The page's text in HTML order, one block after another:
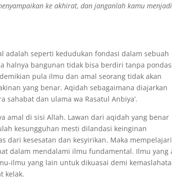
ke akhirat, dan janganlah kamu menjadi
seperti kedudukan fondasi dalam sebuah
halnya bangunan tidak bisa berdiri tanpa
pula ilmu dan amal seorang tidak akan
yang benar. Aqidah sebagaimana diajarkan
dan ulama wa Rasatul Anbiya’.
amal di sisi Allah. Lawan dari aqidah yang benar
kesungguhan mesti dilandasi keinginan
dari kesesatan dan kesyirikan. Maka
dalam mendalami ilmu fundamental. Ilmu yang
ilmu yang lain untuk dikuasai demi
kelak.